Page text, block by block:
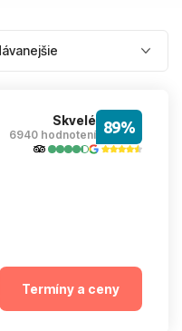
Skvelé
6940 hodnotení 89%
Termíny a ceny